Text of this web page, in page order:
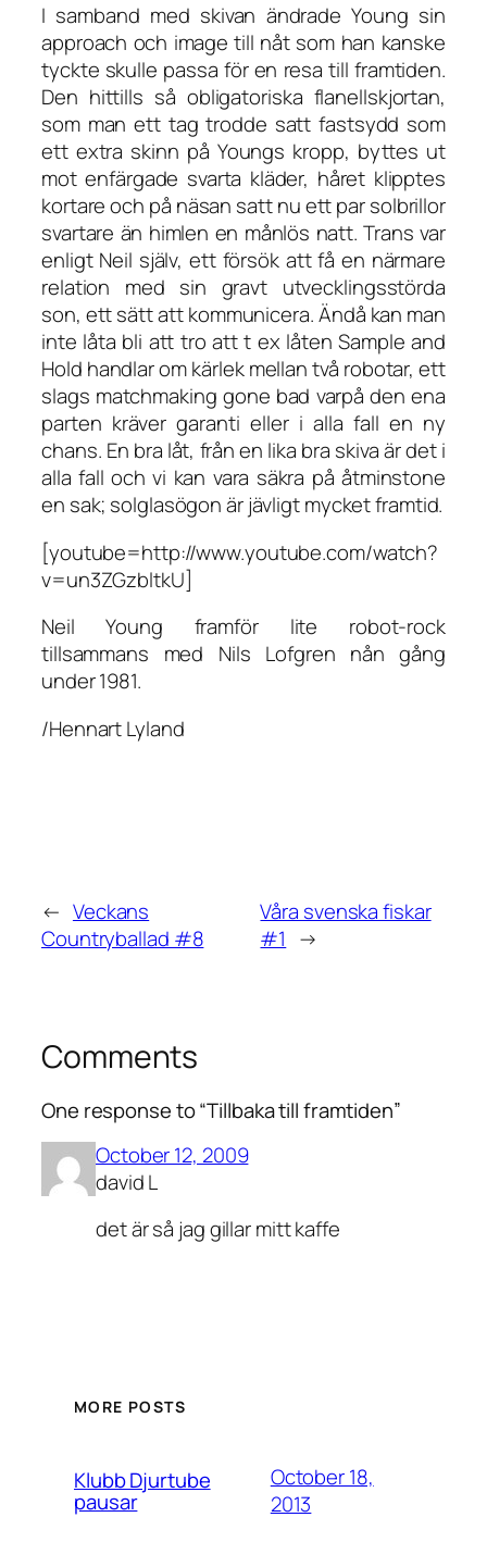
I samband med skivan ändrade Young sin
approach och image till nåt som han kanske
tyckte skulle passa för en resa till framtiden.
Den hittills så obligatoriska flanellskjortan,
som man ett tag trodde satt fastsydd som
ett extra skinn på Youngs kropp, byttes ut
mot enfärgade svarta kläder, håret klipptes
kortare och på näsan satt nu ett par solbrillor
svartare än himlen en månlös natt.Trans var
enligt Neil själv, ett försök att få en närmare
relation med sin gravt utvecklingsstörda
son, ett sätt att kommunicera. Ändå kan man
inte låta bli att tro att t ex låtenSample and
Hold handlar om kärlek mellan två robotar, ett
slags matchmaking gone bad varpå den ena
parten kräver garanti eller i alla fall en ny
chans. En bra låt, från en lika bra skiva är det i
alla fall och vi kan vara säkra på åtminstone
en sak; solglasögon är jävligt mycket framtid.
[youtube=http://www.youtube.com/watch?
v=un3ZGzbltkU]
Neil Young framför lite robot-rock
tillsammans med Nils Lofgren nån gång
under 1981.
/Hennart Lyland
← Veckans
Countryballad #8
Våra svenska fiskar
#1 →
Comments
One response to “Tillbaka till framtiden”
October 12, 2009
david L
det är så jag gillar mitt kaffe
MORE POSTS
Klubb Djurtube
pausar
October 18,
2013